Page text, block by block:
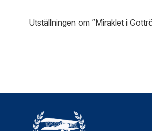
Utställningen om ”Miraklet i